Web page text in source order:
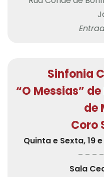
Sinfonia
“O Messias”
de
Coro
Quinta e Sexta, 19
– – –
Sala